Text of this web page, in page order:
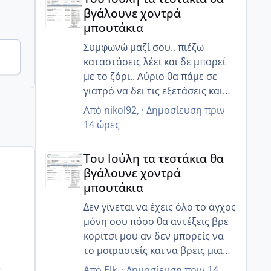
ρυθμιστεί όλο αυτό... Εχθές
ήμουν μέσα στα νεύρα... Έκλαιγα
και δεν ήθελα να μου μιλήσει
άνθρωπος και έκλαιγα με
αφορμή αλλά πράγματα άσχετα,
απλά ξέσπασα....
βγάλουνε χοντρά
μπουτάκια
Συμφωνώ μαζί σου.. πιέζω
καταστάσεις λέει και δε μπορεί
με το ζόρι.. Αύριο θα πάμε σε
γιατρό να δει τις εξετάσεις και
ίσως καταλάβει ότι πρέπει να
βιαστούμε.. 😒
Από nikol92, · Δημοσίευση πριν
14 ώρες
Του Ιούλη τα τεστάκια θα βγάλουνε χοντρά
Του Ιούλη τα τεστάκια θα
βγάλουνε χοντρά
μπουτάκια
Δεν γίνεται να έχεις όλο το άγχος
μόνη σου πόσο θα αντέξεις βρε
κορίτσι μου αν δεν μπορείς να
το μοιραστείς και να βρεις μια
κατανόηση από τον άντρα σου